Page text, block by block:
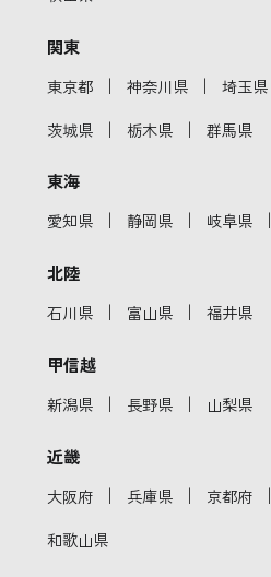
関東
東京都 ｜ 神奈川県 ｜ 埼玉県
茨城県 ｜ 栃木県 ｜ 群馬県
東海
愛知県 ｜ 静岡県 ｜ 岐阜県 ｜
北陸
石川県 ｜ 富山県 ｜ 福井県
甲信越
新潟県 ｜ 長野県 ｜ 山梨県
近畿
大阪府 ｜ 兵庫県 ｜ 京都府 ｜
和歌山県